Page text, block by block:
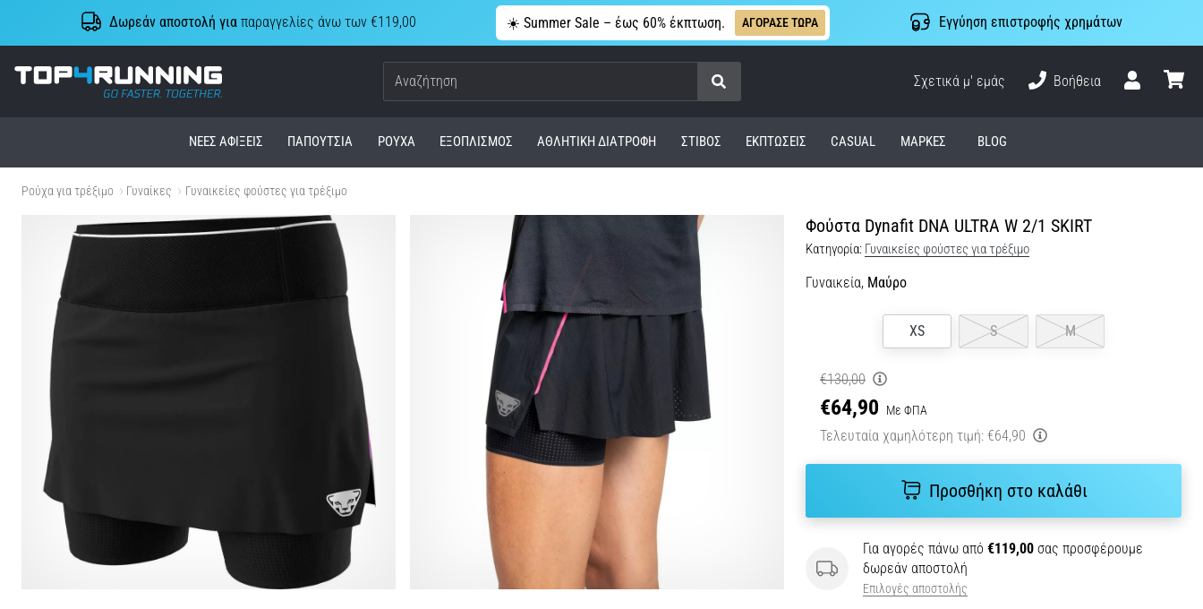
Δωρεάν αποστολή γιαπαραγγελίες άνω των €119,00 ☀️ Summer Sale – έως 60% έκπτωση. ΑΓΟΡΑΣΕ ΤΩΡΑ Εγγύηση επιστροφής χρημάτων
Top4Running.cy
Αναζήτηση
Σχετικά μ' εμάς
Βοήθεια
ΝΈΕΣ ΑΦΊΞΕΙΣ ΠΑΠΟΎΤΣΙΑ ΡΟΎΧΑ ΕΞΟΠΛΙΣΜΌΣ ΑΘΛΗΤΙΚΉ ΔΙΑΤΡΟΦΉ ΣΤΊΒΟΣ ΕΚΠΤΩΣΕΙΣ CASUAL ΜΆΡΚΕΣ BLOG
Ρούχα για τρέξιμο Γυναίκες Γυναικείες φούστες για τρέξιμο
Φούστα Dynafit DNA ULTRA W 2/1 SKIRT
Κατηγορία: Γυναικείες φούστες για τρέξιμο
Γυναικεία, Μαύρο
XS S M
€130,00
€64,90 Με ΦΠΑ
Τελευταία χαμηλότερη τιμή: €64,90
Προσθήκη στο καλάθι
Για αγορές πάνω από €119,00 σας προσφέρουμε
δωρεάν αποστολή
Επιλογές αποστολής